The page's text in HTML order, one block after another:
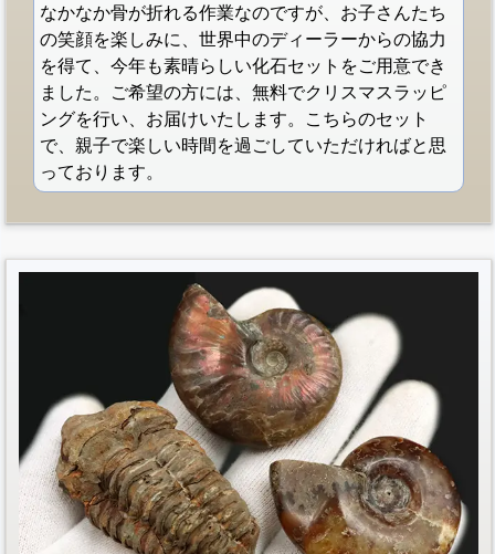
なかなか骨が折れる作業なのですが、お子さんたち
の笑顔を楽しみに、世界中のディーラーからの協力
を得て、今年も素晴らしい化石セットをご用意でき
ました。ご希望の方には、無料でクリスマスラッピ
ングを行い、お届けいたします。こちらのセット
で、親子で楽しい時間を過ごしていただければと思
っております。